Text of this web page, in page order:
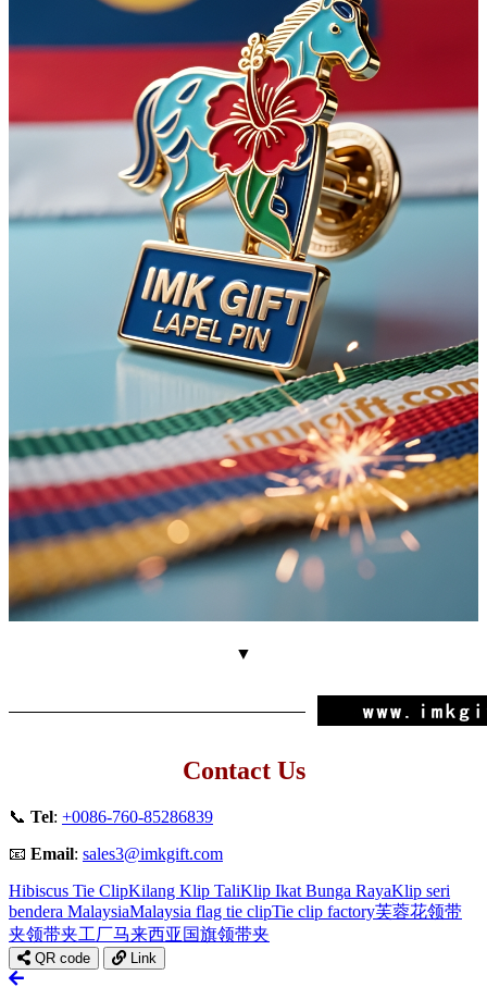
▼
Contact Us
📞 Tel: +0086-760-85286839
📧 Email: sales3@imkgift.com
Hibiscus Tie ClipKilang Klip TaliKlip Ikat Bunga RayaKlip seri
bendera MalaysiaMalaysia flag tie clipTie clip factory芙蓉花领带
夹领带夹工厂马来西亚国旗领带夹
QR code Link